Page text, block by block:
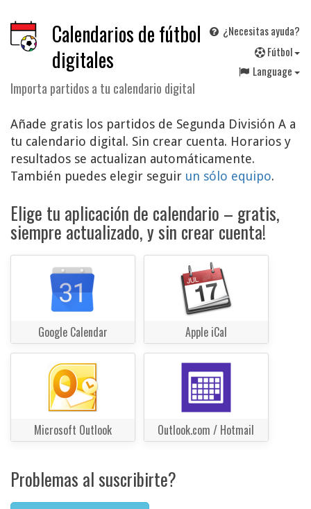
Calendarios de fútbol
digitales
Importa partidos a tu calendario digital
¿Necesitas ayuda?
Fútbol
Language
Añade gratis los partidos de Segunda División A a
tu calendario digital. Sin crear cuenta. Horarios y
resultados se actualizan automáticamente.
También puedes elegir seguir un sólo equipo.
Elige tu aplicación de calendario – gratis,
siempre actualizado, y sin crear cuenta!
Google Calendar Apple iCal
Microsoft Outlook Outlook.com / Hotmail
Problemas al suscribirte?